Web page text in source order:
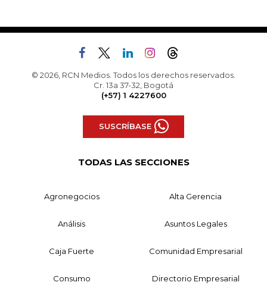
© 2026, RCN Medios. Todos los derechos reservados.
Cr. 13a 37-32, Bogotá
(+57) 1 4227600
SUSCRÍBASE
TODAS LAS SECCIONES
Agronegocios Alta Gerencia
Análisis Asuntos Legales
Caja Fuerte Comunidad Empresarial
Consumo Directorio Empresarial